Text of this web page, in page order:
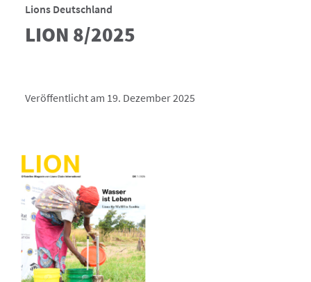
Lions Deutschland
LION 8/2025
Veröffentlicht am 19. Dezember 2025